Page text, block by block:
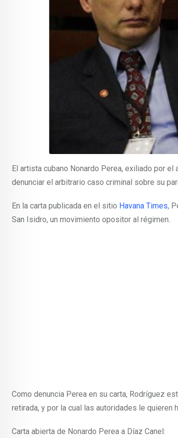
El artista cubano Nonardo Perea, exiliado por
denunciar el arbitrario caso criminal sobre su
En la carta publicada en el sitio Havana Times,
San Isidro, un movimiento opositor al régimen.
Como denuncia Perea en su carta, Rodríguez
retirada, y por la cual las autoridades le quieren
Carta abierta de Nonardo Perea a Díaz Canel: